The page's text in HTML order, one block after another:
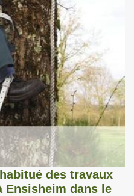
des travaux
Ensisheim dans le